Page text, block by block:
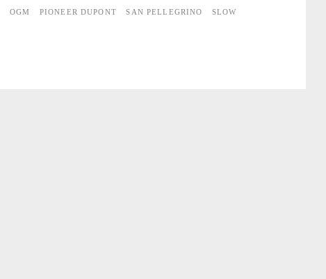
OGM PIONEER DUPONT SAN PELLEGRINO SLOW